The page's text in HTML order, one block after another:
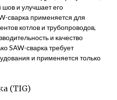
и улучшает его
сварка применяется для
котлов и трубопроводов,
и качество
SAW-сварка требует
и применяется только
(TIG)